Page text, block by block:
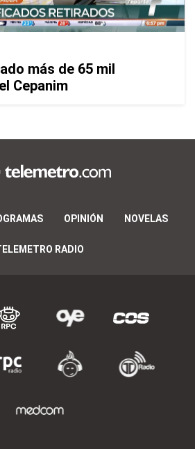
más de 65 mil
Cepanim
OPINIÓN NOVELAS
RADIO